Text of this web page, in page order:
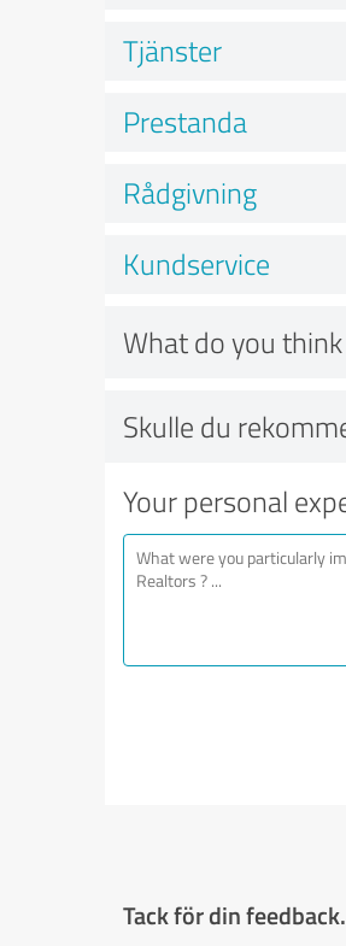
Tjänster
Prestanda
Rådgivning
Kundservice
What do you
Skulle du
Your personal
Tack för din